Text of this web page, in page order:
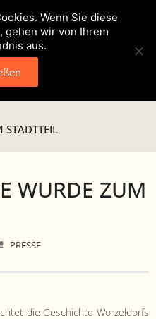
STADTTEIL
WURDE ZUM
PRESSE
die Geschichte Worzel­dorfs
Wenn Sie diese
gehen wir von Ihrem
aus.